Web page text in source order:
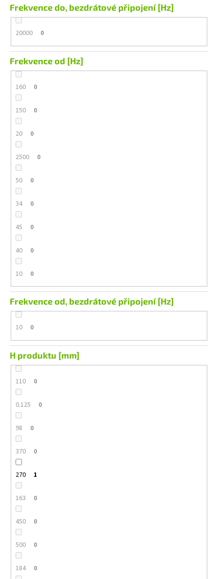
Frekvence do, bezdrátové připojení [Hz]
20000 0
Frekvence od [Hz]
160 0
150 0
20 0
2500 0
50 0
34 0
45 0
40 0
10 0
Frekvence od, bezdrátové připojení [Hz]
10 0
H produktu [mm]
110 0
0.125 0
98 0
370 0
270 1
163 0
450 0
500 0
184 0